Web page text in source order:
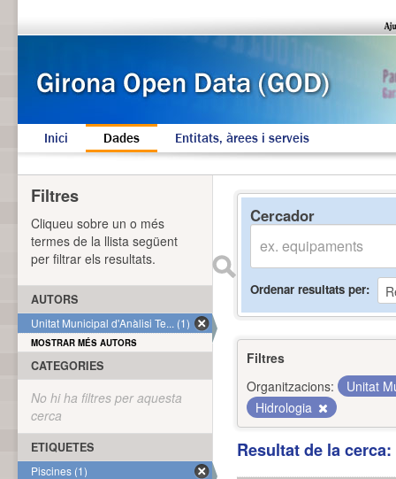
Inici Dades Entitats, àrees i serveis
Cercador
Ordenar resultats per
Filtres
Organitzacions:
Unitat
Hidrologia
Resultat de la
Filtres
Cliqueu sobre un o més
termes de la llista següent
per filtrar els resultats.
AUTORS
Unitat Municipal d'Anàlisi Te... (1)
MOSTRAR MÉS AUTORS
CATEGORIES
No hi ha filtres per aquesta
cerca
ETIQUETES
Piscines (1)